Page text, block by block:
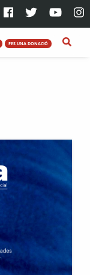
FES UNA DONACIÓ